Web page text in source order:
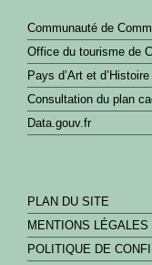
Communauté de
Office du tourisme de
Pays d’Art et
Consultation du plan
Data.gouv.fr
PLAN DU SITE
MENTIONS LÉGALES
POLITIQUE DE